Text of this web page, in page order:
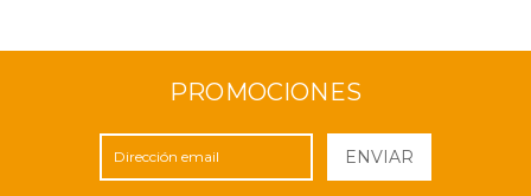
PROMOCIONES
ENVIAR